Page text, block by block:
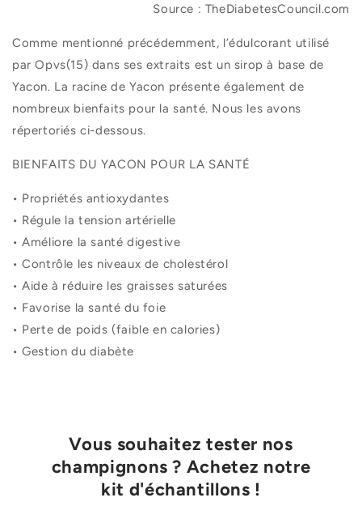
Source : TheDiabetesCouncil.com
Comme mentionné précédemment, l’édulcorant utilisé
par Opvs(15) dans ses extraits est un sirop à base de
Yacon. La racine de Yacon présente également de
nombreux bienfaits pour la santé. Nous les avons
répertoriés ci-dessous.
BIENFAITS DU YACON POUR LA SANTÉ
• Propriétés antioxydantes
• Régule la tension artérielle
• Améliore la santé digestive
• Contrôle les niveaux de cholestérol
• Aide à réduire les graisses saturées
• Favorise la santé du foie
• Perte de poids (faible en calories)
• Gestion du diabète
Vous souhaitez tester nos
champignons ? Achetez notre
kit d'échantillons !